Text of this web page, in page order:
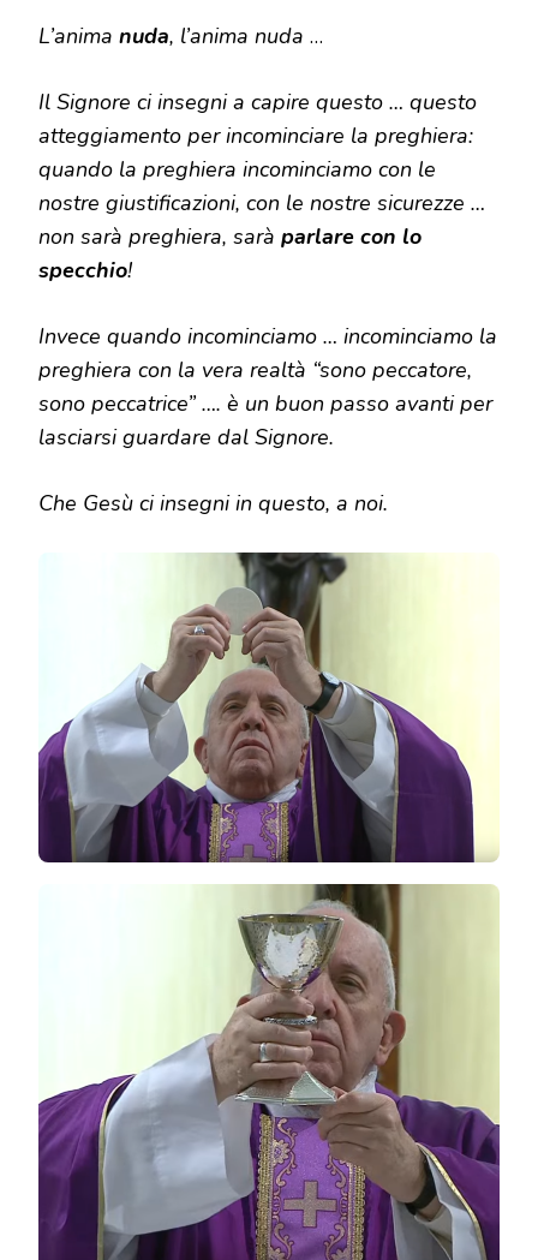
L’anima nuda, l’anima nuda …
Il Signore ci insegni a capire questo … questo
atteggiamento per incominciare la preghiera:
quando la preghiera incominciamo con le
nostre giustificazioni, con le nostre sicurezze …
non sarà preghiera, sarà parlare con lo
specchio!
Invece quando incominciamo … incominciamo la
preghiera con la vera realtà “sono peccatore,
sono peccatrice” …. è un buon passo avanti per
lasciarsi guardare dal Signore.
Che Gesù ci insegni in questo, a noi.